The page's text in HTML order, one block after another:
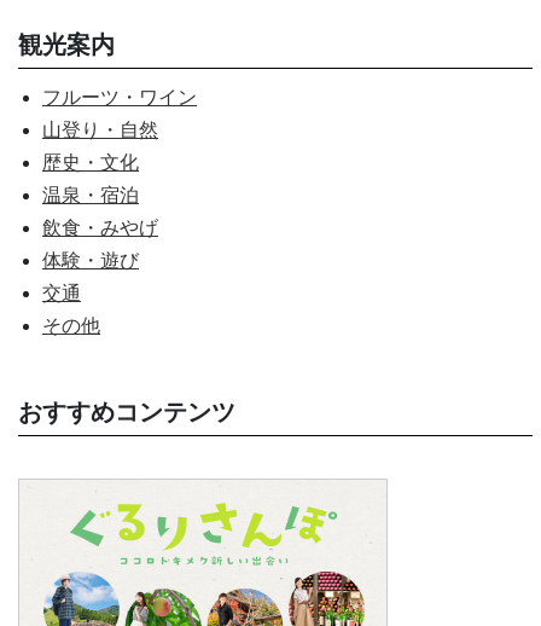
観光案内
フルーツ・ワイン
山登り・自然
歴史・文化
温泉・宿泊
飲食・みやげ
体験・遊び
交通
その他
おすすめコンテンツ